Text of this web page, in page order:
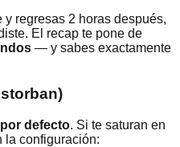
regresas 2 horas después,
El recap te pone de
— y sabes exactamente
defecto. Si te saturan en
la configuración: